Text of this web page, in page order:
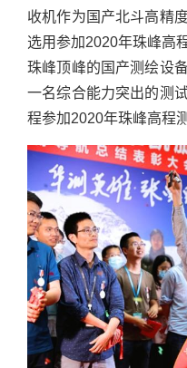
收机作为国产北斗高精
选用参加2020年珠峰高
珠峰顶峰的国产测绘设
一名综合能力突出的测
程参加2020年珠峰高程